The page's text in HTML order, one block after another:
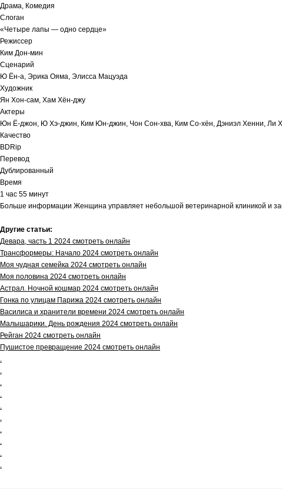
Драма, Комедия
Слоган
«Четыре лапы — одно сердце»
Режиссер
Ким Дон-мин
Сценарий
Ю Ён-а, Эрика Ояма, Элисса Мацуэда
Художник
Ян Хон-сам, Хам Хён-джу
Актеры
Юн Ё-джон, Ю Хэ-джин, Ким Юн-джин, Чон Сон-хва, Ким Со-хён, Дэниэл Хенни, Ли
Качество
BDRip
Перевод
Дублированный
Время
1 час 55 минут
Больше информации Женщина управляет небольшой ветеринарной клиникой и
Другие статьи:
Девара, часть 1 2024 смотреть онлайн
Трансформеры: Начало 2024 смотреть онлайн
Моя чудная семейка 2024 смотреть онлайн
Моя половина 2024 смотреть онлайн
Астрал. Ночной кошмар 2024 смотреть онлайн
Гонка по улицам Парижа 2024 смотреть онлайн
Василиса и хранители времени 2024 смотреть онлайн
Малышарики. День рождения 2024 смотреть онлайн
Рейган 2024 смотреть онлайн
Пушистое превращение 2024 смотреть онлайн
.
.
.
.
.
.
.
.
.
.